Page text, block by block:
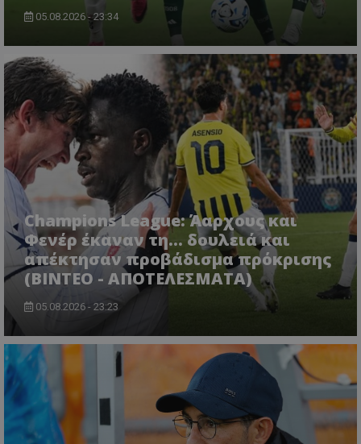
05.08.2026 - 23:34
Champions League: Άαρχους και
Φενέρ έκαναν τη... δουλειά και
απέκτησαν προβάδισμα πρόκρισης
(ΒΙΝΤΕΟ - ΑΠΟΤΕΛΕΣΜΑΤΑ)
05.08.2026 - 23:23